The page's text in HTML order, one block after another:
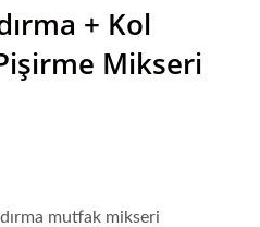
+ Kol
Mikseri
mutfak mikseri